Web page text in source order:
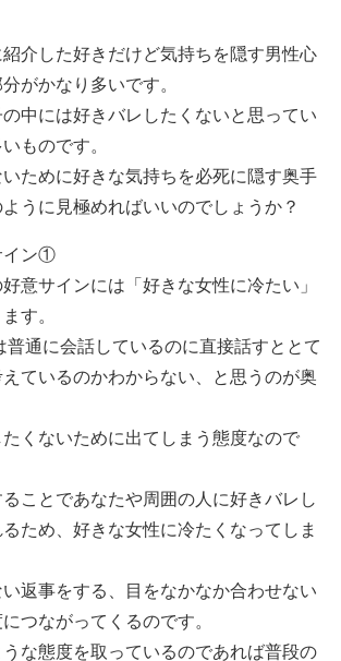
介した好きだけど気持ちを隠す男性心
がかなり多いです。
中には好きバレしたくないと思ってい
ものです。
ために好きな気持ちを必死に隠す奥手
うに見極めればいいのでしょうか？
イン①
意サインには「好きな女性に冷たい」
す。
普通に会話しているのに直接話すととて
ているのかわからない、と思うのが奥
たくないために出てしまう態度なので
ことであなたや周囲の人に好きバレし
ため、好きな女性に冷たくなってしま
返事をする、目をなかなか合わせない
つながってくるのです。
な態度を取っているのであれば普段の